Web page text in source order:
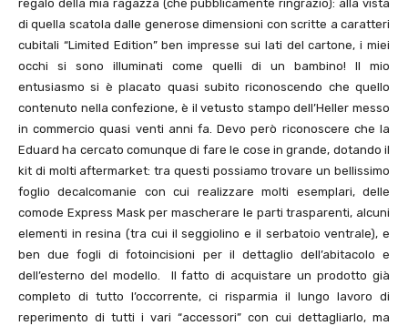
regalo della mia ragazza (che pubblicamente ringrazio): alla vista
di quella scatola dalle generose dimensioni con scritte a caratteri
cubitali “Limited Edition” ben impresse sui lati del cartone, i miei
occhi si sono illuminati come quelli di un bambino! Il mio
entusiasmo si è placato quasi subito riconoscendo che quello
contenuto nella confezione, è il vetusto stampo dell’Heller messo
in commercio quasi venti anni fa. Devo però riconoscere che la
Eduard ha cercato comunque di fare le cose in grande, dotando il
kit di molti aftermarket: tra questi possiamo trovare un bellissimo
foglio decalcomanie con cui realizzare molti esemplari, delle
comode Express Mask per mascherare le parti trasparenti, alcuni
elementi in resina (tra cui il seggiolino e il serbatoio ventrale), e
ben due fogli di fotoincisioni per il dettaglio dell’abitacolo e
dell’esterno del modello. Il fatto di acquistare un prodotto già
completo di tutto l’occorrente, ci risparmia il lungo lavoro di
reperimento di tutti i vari “accessori” con cui dettagliarlo, ma